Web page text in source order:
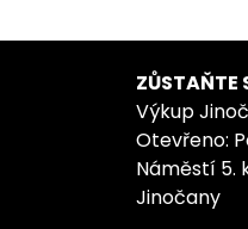
ZŮSTAŇTE
Výkup
Otevřeno:
Náměstí 5.
Jinočany